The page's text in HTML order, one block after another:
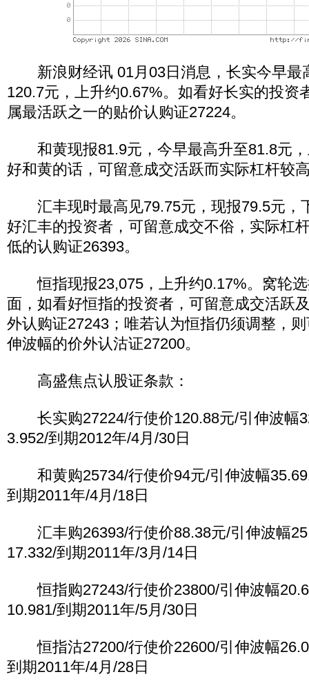
新浪财经讯 01月03日消息，长实今早最
120.7元，上升约0.67%。如看好长实的投资
属最活跃之一的贴价认购证27224。
和黄现报81.9元，今早最高升至81.8元，
好和黄的话，可留意成交活跃而实际杠杆较
汇丰现时最高见79.75元，现报79.5元，
好汇丰的投资者，可留意成交不俗，实际杠
低的认购证26393。
恒指现报23,075，上升约0.17%。窝轮选
面，如看好恒指的投资者，可留意成交活跃
外认购证27243；唯若认为恒指仍须调整，
伸波幅的价外认沽证27200。
高盛焦点认股证条款：
长实购27224/行使价120.88元/引伸波幅
3.952/到期2012年/4月/30日
和黄购25734/行使价94元/引伸波幅
到期2011年/4月/18日
汇丰购26393/行使价88.38元/引伸波幅
17.332/到期2011年/3月/14日
恒指购27243/行使价23800/引伸波幅
10.981/到期2011年/5月/30日
恒指沽27200/行使价22600/引伸波幅
到期2011年/4月/28日